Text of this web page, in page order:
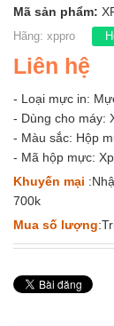
Mã sản phẩm:
Hãng: xppro
Liên hệ
- Loại mực in:
- Dùng cho máy:
- Màu sắc: Hộp
- Mã hộp mực:
Khuyến mại
700k
Mua số lượng